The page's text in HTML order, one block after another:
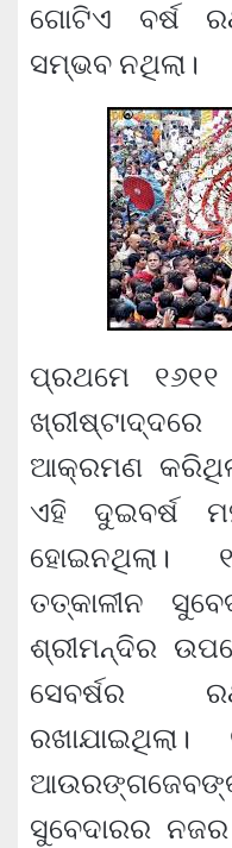
ଗୋଟିଏ ବର୍ଷ
ସମ୍ଭବ ନଥିଲା।
ପ୍ରଥମେ
ଆକ୍ରମଣ
ଏହି ଦୁଇବର୍ଷ
ହୋଇନଥିଲା।
ତତ୍କାଳୀନ
ଶ୍ରୀମନ୍ଦିର
ସେବର୍ଷର
ରଖାଯାଇଥିଲା।
ସୁବେଦାରର